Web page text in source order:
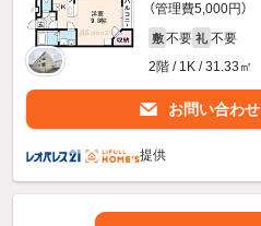
（管理費5,000円）
敷 不要 礼 不要
2階 / 1K / 31.33㎡
お問い合わせ
提供